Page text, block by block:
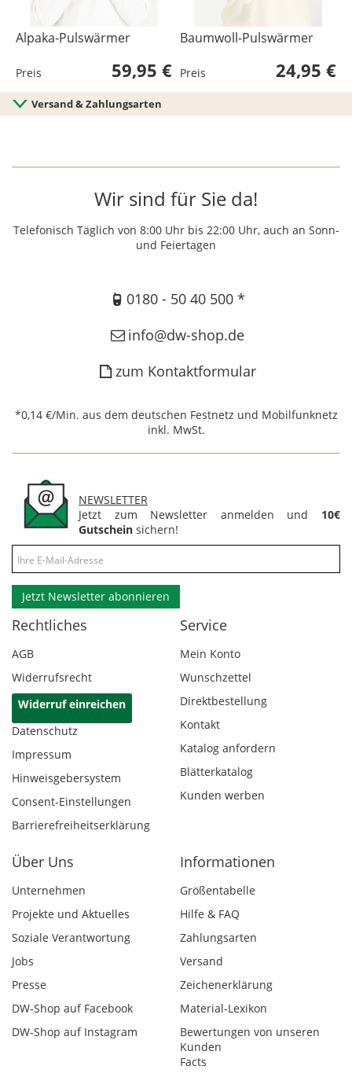
Alpaka-Pulswärmer
Preis 59,95 €
Baumwoll-Pulswärmer
Preis 24,95 €
Versand & Zahlungsarten
Wir sind für Sie da!
Telefonisch Täglich von 8:00 Uhr bis 22:00 Uhr, auch an Sonn-
und Feiertagen
0180 - 50 40 500 *
info@dw-shop.de
zum Kontaktformular
*0,14 €/Min. aus dem deutschen Festnetz und Mobilfunknetz
inkl. MwSt.
NEWSLETTER
Jetzt zum Newsletter anmelden und 10€
Gutschein sichern!
Jetzt Newsletter abonnieren
Rechtliches
AGB
Widerrufsrecht
Widerruf einreichen
Datenschutz
Impressum
Hinweisgebersystem
Consent-Einstellungen
Barrierefreiheitserklärung
Service
Mein Konto
Wunschzettel
Direktbestellung
Kontakt
Katalog anfordern
Blätterkatalog
Kunden werben
Über Uns
Unternehmen
Projekte und Aktuelles
Soziale Verantwortung
Jobs
Presse
DW-Shop auf Facebook
DW-Shop auf Instagram
Informationen
Größentabelle
Hilfe & FAQ
Zahlungsarten
Versand
Zeichenerklärung
Material-Lexikon
Bewertungen von unseren
Kunden
Facts